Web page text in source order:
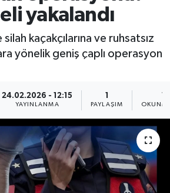
yakalandı
kaçakçılarına ve ruhsatsız
yönelik geniş çaplı operasyon
24.02.2026 - 12:15
YAYINLANMA PAYLAŞIM